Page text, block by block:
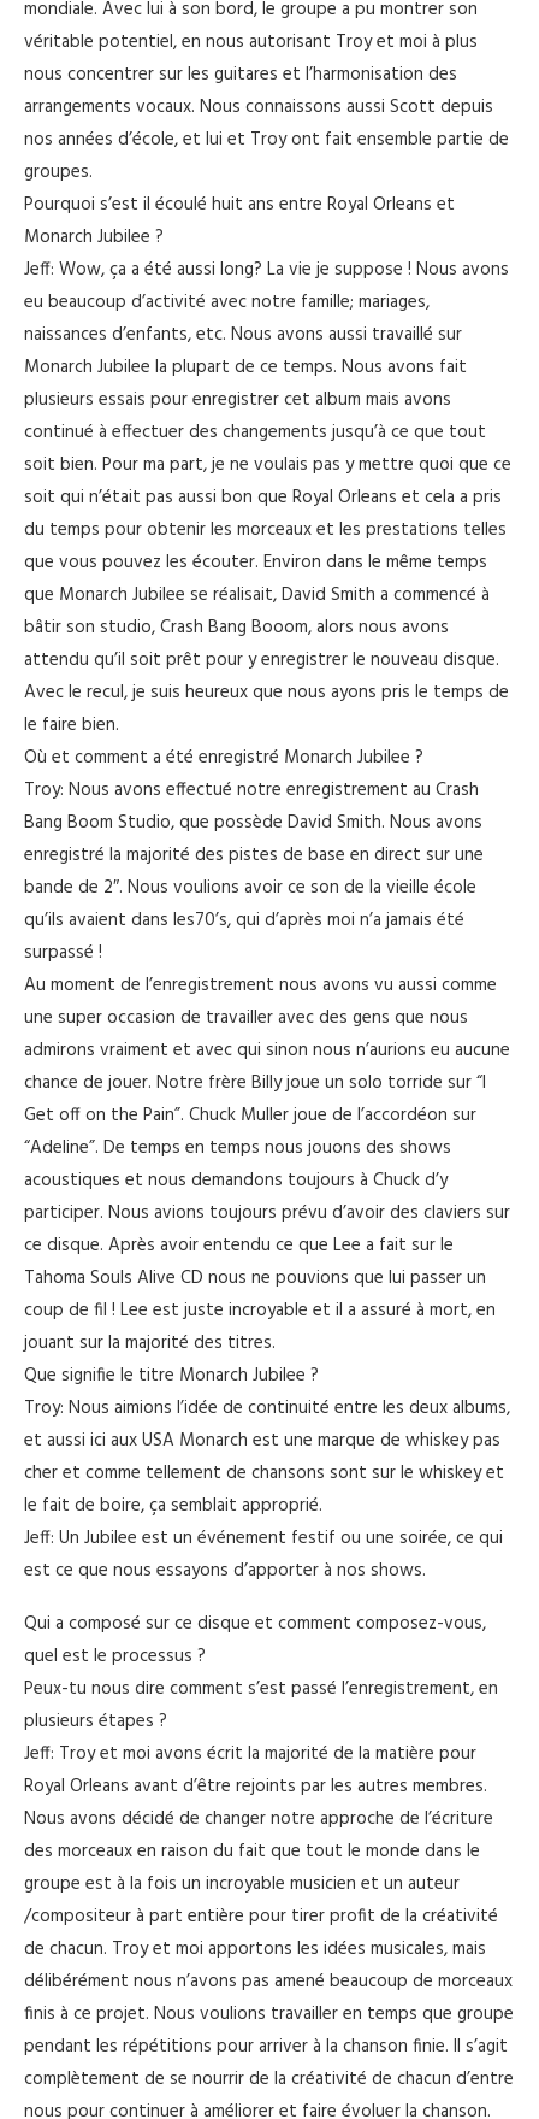
mondiale. Avec lui à son bord, le groupe a pu montrer son
véritable potentiel, en nous autorisant Troy et moi à plus
nous concentrer sur les guitares et l’harmonisation des
arrangements vocaux. Nous connaissons aussi Scott depuis
nos années d’école, et lui et Troy ont fait ensemble partie de
groupes.
Pourquoi s’est il écoulé huit ans entre Royal Orleans et
Monarch Jubilee ?
Jeff: Wow, ça a été aussi long? La vie je suppose ! Nous avons
eu beaucoup d’activité avec notre famille; mariages,
naissances d’enfants, etc. Nous avons aussi travaillé sur
Monarch Jubilee la plupart de ce temps. Nous avons fait
plusieurs essais pour enregistrer cet album mais avons
continué à effectuer des changements jusqu’à ce que tout
soit bien. Pour ma part, je ne voulais pas y mettre quoi que ce
soit qui n’était pas aussi bon que Royal Orleans et cela a pris
du temps pour obtenir les morceaux et les prestations telles
que vous pouvez les écouter. Environ dans le même temps
que Monarch Jubilee se réalisait, David Smith a commencé à
bâtir son studio, Crash Bang Booom, alors nous avons
attendu qu’il soit prêt pour y enregistrer le nouveau disque.
Avec le recul, je suis heureux que nous ayons pris le temps de
le faire bien.
Où et comment a été enregistré Monarch Jubilee ?
Troy: Nous avons effectué notre enregistrement au Crash
Bang Boom Studio, que possède David Smith. Nous avons
enregistré la majorité des pistes de base en direct sur une
bande de 2″. Nous voulions avoir ce son de la vieille école
qu’ils avaient dans les70’s, qui d’après moi n’a jamais été
surpassé !
Au moment de l’enregistrement nous avons vu aussi comme
une super occasion de travailler avec des gens que nous
admirons vraiment et avec qui sinon nous n’aurions eu aucune
chance de jouer. Notre frère Billy joue un solo torride sur “I
Get off on the Pain”. Chuck Muller joue de l’accordéon sur
“Adeline”. De temps en temps nous jouons des shows
acoustiques et nous demandons toujours à Chuck d’y
participer. Nous avions toujours prévu d’avoir des claviers sur
ce disque. Après avoir entendu ce que Lee a fait sur le
Tahoma Souls Alive CD nous ne pouvions que lui passer un
coup de fil ! Lee est juste incroyable et il a assuré à mort, en
jouant sur la majorité des titres.
Que signifie le titre Monarch Jubilee ?
Troy: Nous aimions l’idée de continuité entre les deux albums,
et aussi ici aux USA Monarch est une marque de whiskey pas
cher et comme tellement de chansons sont sur le whiskey et
le fait de boire, ça semblait approprié.
Jeff: Un Jubilee est un événement festif ou une soirée, ce qui
est ce que nous essayons d’apporter à nos shows.
Qui a composé sur ce disque et comment composez-vous,
quel est le processus ?
Peux-tu nous dire comment s’est passé l’enregistrement, en
plusieurs étapes ?
Jeff: Troy et moi avons écrit la majorité de la matière pour
Royal Orleans avant d’être rejoints par les autres membres.
Nous avons décidé de changer notre approche de l’écriture
des morceaux en raison du fait que tout le monde dans le
groupe est à la fois un incroyable musicien et un auteur
/compositeur à part entière pour tirer profit de la créativité
de chacun. Troy et moi apportons les idées musicales, mais
délibérément nous n’avons pas amené beaucoup de morceaux
finis à ce projet. Nous voulions travailler en temps que groupe
pendant les répétitions pour arriver à la chanson finie. Il s’agit
complètement de se nourrir de la créativité de chacun d’entre
nous pour continuer à améliorer et faire évoluer la chanson.